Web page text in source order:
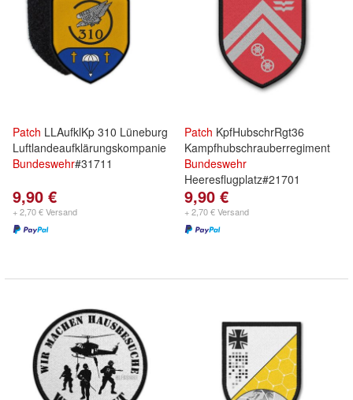
Patch LLAufklKp 310 Lüneburg
Luftlandeaufklärungskompanie
Bundeswehr#31711
9,90 €
+ 2,70 € Versand
Patch KpfHubschrRgt36
Kampfhubschrauberregiment
Bundeswehr
Heeresflugplatz#21701
9,90 €
+ 2,70 € Versand